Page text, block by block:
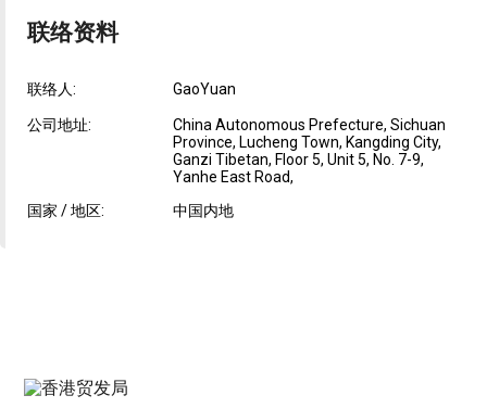
联络资料
联络人: GaoYuan
公司地址:
China Autonomous Prefecture, Sichuan
Province, Lucheng Town, Kangding City,
Ganzi Tibetan, Floor 5, Unit 5, No. 7-9,
Yanhe East Road,
国家 / 地区:
中国内地